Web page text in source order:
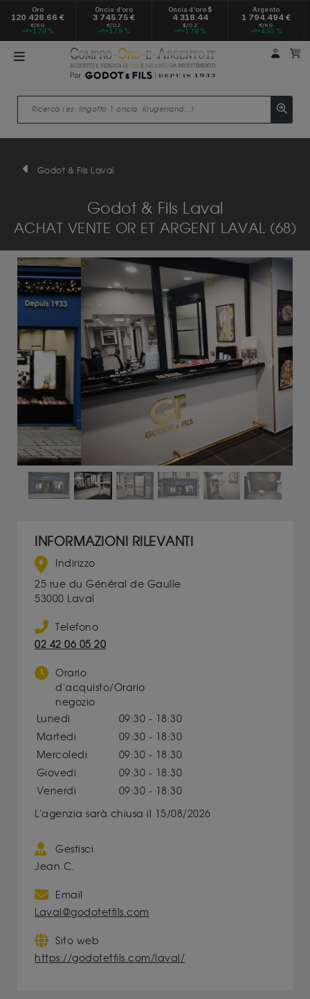
Oro
120 428.66 €
€/KG
+1.79 %
Oncia d’oro
3 745.75 €
€/OZ
+1.79 %
Oncia d’oro $
4 318.44
$/OZ
+1.79 %
Argento
1 794.494 €
€/KG
+4.55 %
Il mio
Godot & Fils Laval
Godot & Fils Laval
ACHAT VENTE OR ET ARGENT LAVAL (68)
Previous Next
INFORMAZIONI RILEVANTI
Indirizzo
25 rue du Général de Gaulle
53000 Laval
Telefono
02 42 06 05 20
Orario
d'acquisto/Orario
negozio
Lunedi
09:30 - 18:30
Martedi
09:30 - 18:30
Mercoledi
09:30 - 18:30
Giovedi
09:30 - 18:30
Venerdi
09:30 - 18:30
L'agenzia sarà chiusa il 15/08/2026
Gestisci
Jean C.
Email
Laval@godotetfils.com
Sito web
https://godotetfils.com/laval/